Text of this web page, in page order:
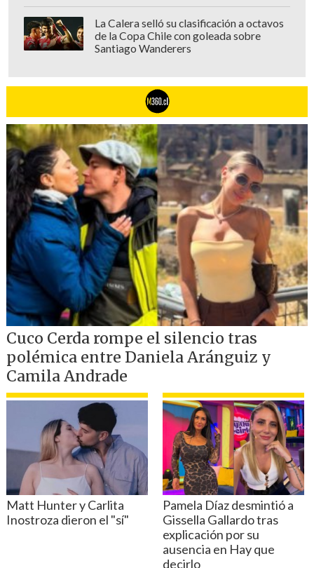
La Calera selló su clasificación a octavos
de la Copa Chile con goleada sobre
Santiago Wanderers